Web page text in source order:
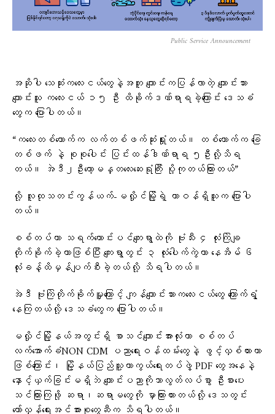
Public Service Announcement
အဆိုပါ သေဆုံးကလေးငယ်တွေနဲ့အတူ ကျောင်းကပြန်လာတဲ့ ကျောင်းသား
ကျောင်းသူ ကလေးငယ် ၁၅ ဦး ထိခိုက်ဒဏ်ရာရခဲ့ကြောင်း ဒေသခံ
တွေက ပြောပါတယ်။
“ကလေးတစ်ယောက်က လက်တစ်ဖက်ဆုံးရှုံးတယ်။ တစ်ယောက်က ခြေ
တစ်ဖက် နဲ့ စုစုပေါင်း ပြင်းထန်ဒါဏ်ရာရ ၅ဦးလို့သိရ
တယ်။ အဲဒီ၂ဦးတော့မန္တလေးဆေးရုံကြီး ပို့ကုတယ်ကြားတယ်”
လို့ လူထုသတင်းကွန်ယက်-မလှိုင်မြို့ရဲ့ တာဝန်ရှိသူက ပြောပါ
တယ်။
စစ်တပ်ဟာ သရက်ကောင်းပင်ကျေးရွာထဲကို ဗုံးသီး ၄ လုံးကြဲချ
တိုက်ခိုက်ခဲ့တာဖြစ်ပြီး ကျေးရွာတွင်း ၃ လုံးပေါက်ကွဲကာ နေအိမ် ၆
လုံးခန့်ထိမှန်ပျက်စီးခဲ့တယ်လို့ သိရပါတယ်။
အဲဒီ ဗုံးကြဲတိုက်ခိုက်မှူကြောင့် ကျန်ကျောင်းသားကလေးငယ်တွေ ​ကြောက်ရွံ့
နေကြတယ်လို့ ဒေသခံတွေက ပြောပါတယ်။
မလှိုင်မြို့နယ်အတွင်းရှိ စာသင်ကျောင်းအားလုံးဟာ စစ်တပ်
လက်အောက်ခံNON CDM ပညာရေးဝန်ထမ်းတွေနဲ့ ဖွင့်လှစ်ထားတာ
ဖြစ်ကြောင်း၊ မြို့နယ်ပြည်သူ့ကာကွယ်ရေးတပ်ဖွဲ့ PDF တွေအနေနဲ့ ​
နှောင့်ယှက်ခြင်းမရှိဘဲ ကျောင်းပညာကိုသာလွတ်လပ်စွာ ဦးစားပေး
သင်ကြားကြဖို့ ဆရာ၊ဆရာမတွေကို မှာကြားထားတယ်လို့ ဒေသတွင်း